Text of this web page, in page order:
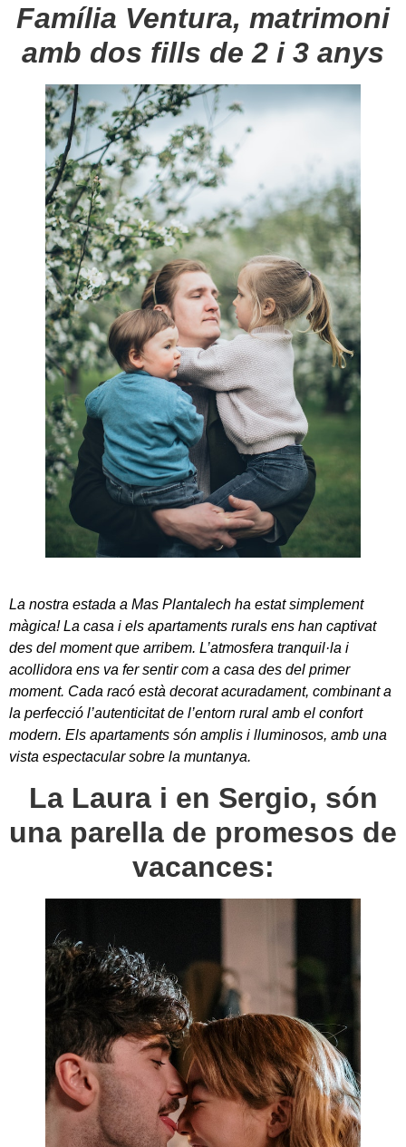
Família Ventura, matrimoni
amb dos fills de 2 i 3 anys
La nostra estada a Mas Plantalech ha estat simplement
màgica! La casa i els apartaments rurals ens han captivat
des del moment que arribem. L’atmosfera tranquil·la i
acollidora ens va fer sentir com a casa des del primer
moment. Cada racó està decorat acuradament, combinant a
la perfecció l’autenticitat de l’entorn rural amb el confort
modern. Els apartaments són amplis i lluminosos, amb una
vista espectacular sobre la muntanya.
La Laura i en Sergio, són
una parella de promesos de
vacances: